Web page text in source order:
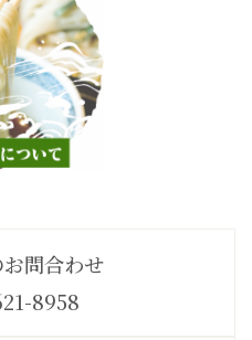
問合わせ
8958